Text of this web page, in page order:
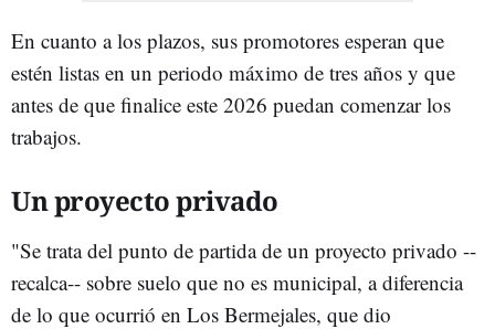
En cuanto a los plazos, sus promotores esperan que
estén listas en un periodo máximo de tres años y que
antes de que finalice este 2026 puedan comenzar los
trabajos.
Un proyecto privado
"Se trata del punto de partida de un proyecto privado --
recalca-- sobre suelo que no es municipal, a diferencia
de lo que ocurrió en Los Bermejales, que dio